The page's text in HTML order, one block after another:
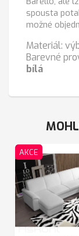
spousta
možné
Materiál:
Barevné
bílá
AKCE